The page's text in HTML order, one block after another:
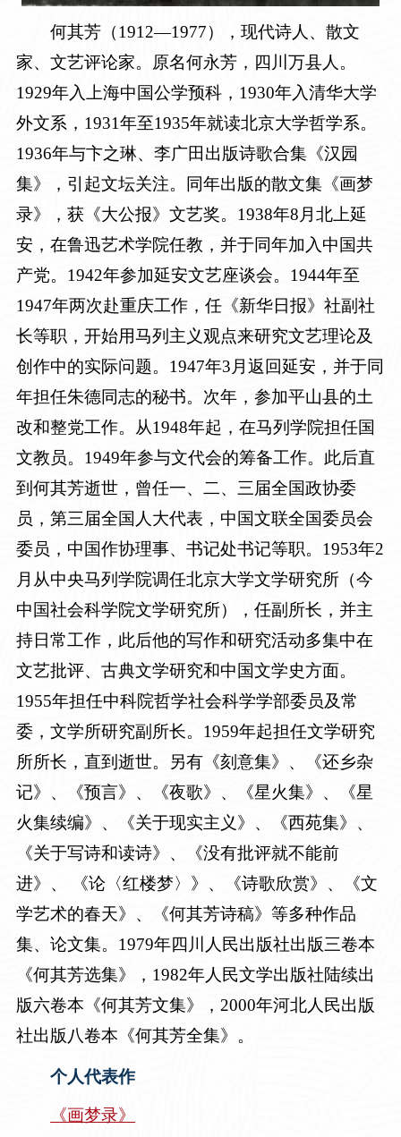
何其芳（1912—1977），现代诗人、散文
家、文艺评论家。原名何永芳，四川万县人。
1929年入上海中国公学预科，1930年入清华大学
外文系，1931年至1935年就读北京大学哲学系。
1936年与卞之琳、李广田出版诗歌合集《汉园
集》，引起文坛关注。同年出版的散文集《画梦
录》，获《大公报》文艺奖。1938年8月北上延
安，在鲁迅艺术学院任教，并于同年加入中国共
产党。1942年参加延安文艺座谈会。1944年至
1947年两次赴重庆工作，任《新华日报》社副社
长等职，开始用马列主义观点来研究文艺理论及
创作中的实际问题。1947年3月返回延安，并于同
年担任朱德同志的秘书。次年，参加平山县的土
改和整党工作。从1948年起，在马列学院担任国
文教员。1949年参与文代会的筹备工作。此后直
到何其芳逝世，曾任一、二、三届全国政协委
员，第三届全国人大代表，中国文联全国委员会
委员，中国作协理事、书记处书记等职。1953年2
月从中央马列学院调任北京大学文学研究所（今
中国社会科学院文学研究所），任副所长，并主
持日常工作，此后他的写作和研究活动多集中在
文艺批评、古典文学研究和中国文学史方面。
1955年担任中科院哲学社会科学学部委员及常
委，文学所研究副所长。1959年起担任文学研究
所所长，直到逝世。另有《刻意集》、《还乡杂
记》、《预言》、《夜歌》、《星火集》、《星
火集续编》、《关于现实主义》、《西苑集》、
《关于写诗和读诗》、《没有批评就不能前
进》、 《论〈红楼梦〉》、《诗歌欣赏》、《文
学艺术的春天》、《何其芳诗稿》等多种作品
集、论文集。1979年四川人民出版社出版三卷本
《何其芳选集》，1982年人民文学出版社陆续出
版六卷本《何其芳文集》，2000年河北人民出版
社出版八卷本《何其芳全集》。
个人代表作
《画梦录》